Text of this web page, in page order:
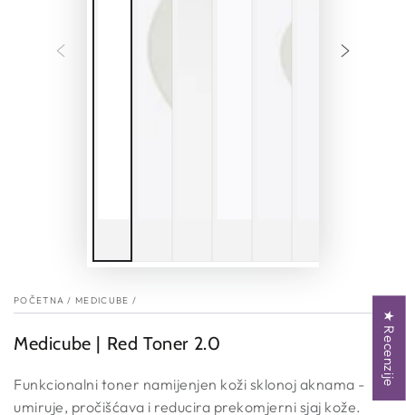
POČETNA / MEDICUBE /
Medicube | Red Toner 2.0
Funkcionalni toner namijenjen koži sklonoj aknama -
umiruje, pročišćava i reducira prekomjerni sjaj kože.
★ Recenzije